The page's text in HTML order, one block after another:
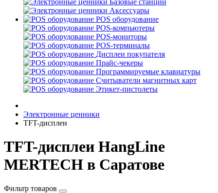
Аксессуары
POS оборудование
POS-компьютеры
POS-мониторы
POS-терминалы
Дисплеи покупателя
Прайс-чекеры
Программируемые клавиатуры
Считыватели магнитных карт
Этикет-пистолеты
Электронные ценники
TFT-дисплеи
TFT-дисплеи HangLine
MERTECH в Саратове
Фильтр товаров